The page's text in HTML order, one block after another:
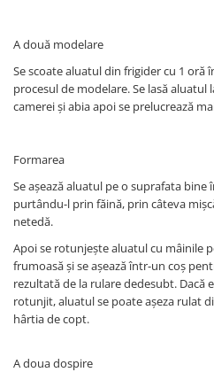
A două modelare
Se scoate aluatul din frigider cu 1 oră
procesul de modelare. Se lasă
camerei și abia apoi se prelucrează
Formarea
Se așează aluatul pe o suprafata
purtându-l prin făină, prin câteva
netedă.
Apoi se rotunjește aluatul cu mâinile
frumoasă și se așează într-un coș
rezultată de la rulare dedesubt. Dacă
rotunjit, aluatul se poate așeza rulat
hârtia de copt.
A doua dospire